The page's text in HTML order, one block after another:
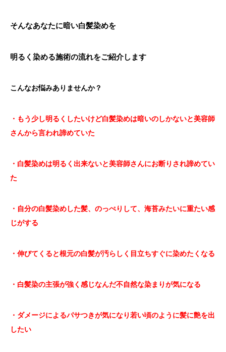
そんなあなたに暗い白髪染めを
明るく染める施術の流れをご紹介します
こんなお悩みありませんか？
・もう少し明るくしたいけど白髪染めは暗いのしかないと美容師
さんから言われ諦めていた
・白髪染めは明るく出来ないと美容師さんにお断りされ諦めてい
た
・自分の白髪染めした髪、のっぺりして、海苔みたいに重たい感
じがする
・伸びてくると根元の白髪が汚らしく目立ちすぐに染めたくなる
・白髪染の主張が強く感じなんだ不自然な染まりが気になる
・ダメージによるパサつきが気になり若い頃のように髪に艶を出
したい